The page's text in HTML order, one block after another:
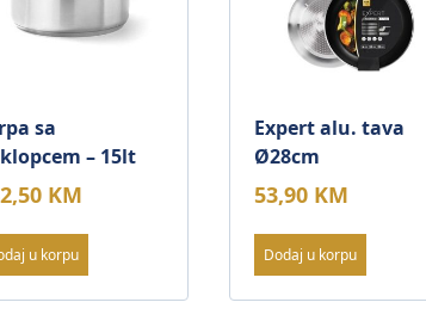
sa
– 15lt
KM
u korpu
Expert alu. tava
Ø28cm
53,90 KM
Dodaj u korpu